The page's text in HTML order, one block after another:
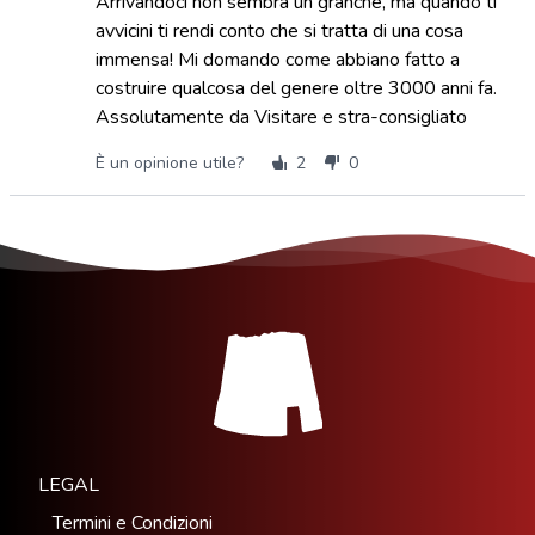
avvicini ti rendi conto che si tratta di una cosa
immensa! Mi domando come abbiano fatto a
costruire qualcosa del genere oltre 3000 anni fa.
Assolutamente da Visitare e stra-consigliato
È un opinione utile? 2 0
LEGAL
Termini e Condizioni